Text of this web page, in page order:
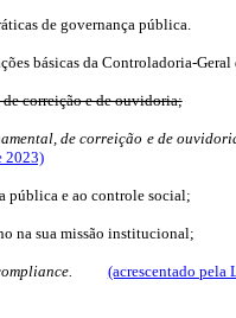
de governança pública.
básicas da Controladoria-
correição e de ouvidoria;
de correição e de
2023)
pública e ao controle social;
na sua missão institucional;
(acrescentado pela